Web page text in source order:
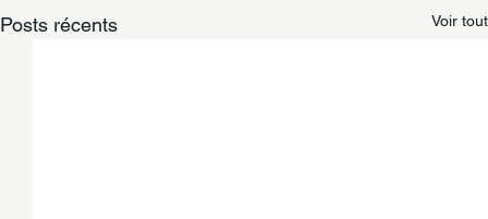
Posts récents Voir tout